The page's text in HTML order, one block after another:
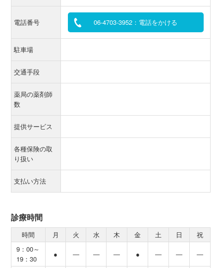
電話番号 06-4703-3952：電話をかける
駐車場
交通手段
薬局の薬剤師
数
提供サービス
各種保険の取
り扱い
支払い方法
診療時間
時間 月 火 水 木 金 土 日
祝
9：00～
19：30
● ― ― ― ● ― ― ―